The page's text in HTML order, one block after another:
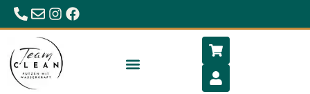
0680/23 86 984
office@hygiene-schlafen.com